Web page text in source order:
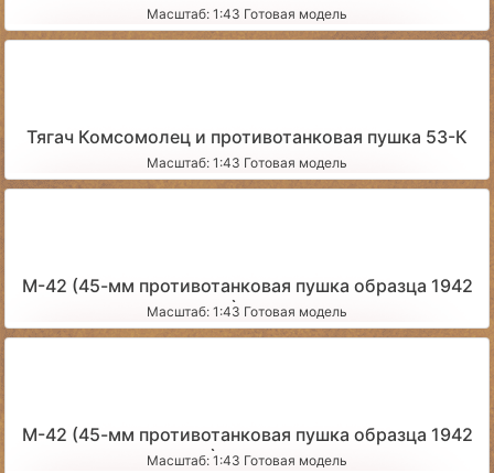
Масштаб: 1:43 Готовая модель
Тягач Комсомолец и противотанковая пушка 53-К
Масштаб: 1:43 Готовая модель
М-42 (45-мм противотанковая пушка образца 1942
года) чистая
Масштаб: 1:43 Готовая модель
М-42 (45-мм противотанковая пушка образца 1942
года) запыленная
Масштаб: 1:43 Готовая модель